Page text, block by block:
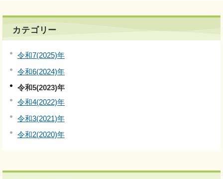
カテゴリー
令和7(2025)年
令和6(2024)年
令和5(2023)年
令和4(2022)年
令和3(2021)年
令和2(2020)年